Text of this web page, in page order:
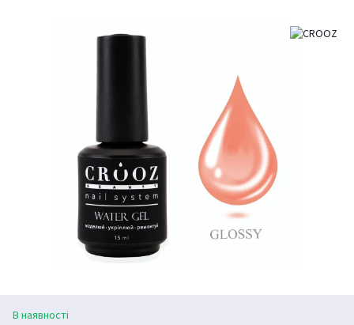
В наявності